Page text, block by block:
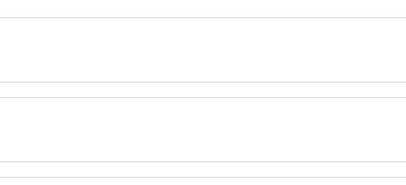
do opakowania okrągłego.
organicznym aloesem i kwasem mlekowym przeznaczony do
i pielęgnują.
LEAF JUICE POWDER, GLYCERIN, ALLANTOIN, OLUS OIL,